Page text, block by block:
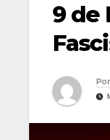
9 de
Por